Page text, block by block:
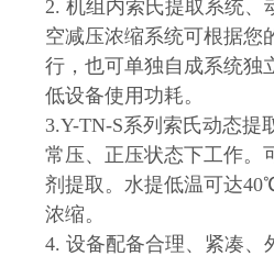
2. 机组内索氏提取系统、
空减压浓缩系统可根据您
行，也可单独自成系统独
低设备使用功耗。
3.Y-TN-S系列索氏动态提
常压、正压状态下工作。
剂提取。水提低温可达
浓缩。
4. 设备配备合理、紧凑、